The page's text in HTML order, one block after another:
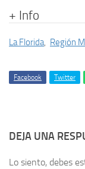
+ Info
La Florida, Región
Facebook Twitter
DEJA UNA
Lo siento, debes